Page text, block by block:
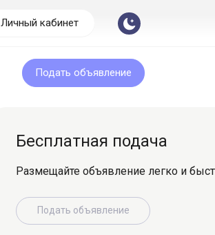
Личный кабинет
Подать объявление
Бесплатная подача
Размещайте объявление легко и
Подать объявление